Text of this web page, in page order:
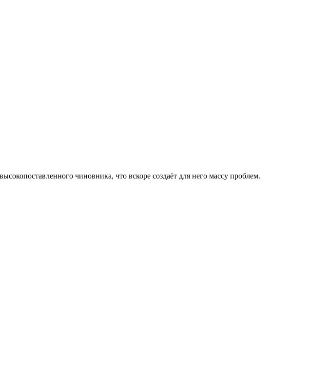
чиновника, что вскоре создаёт для него массу проблем.